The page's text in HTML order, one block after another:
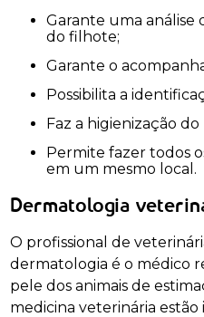
Garante uma análise do estado geral de saúde
do filhote;
Garante o
Possibilita a
Faz a higienização
Permite fazer todos os exames e procedimentos
em um mesmo local.
Dermatologia
O profissional de
dermatologia é o médico
pele dos animais de
medicina veterinária